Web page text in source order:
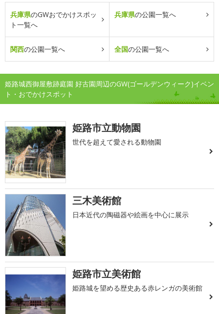
兵庫県のGWおでかけスポッ
ト一覧へ
兵庫県の公園一覧へ
関西の公園一覧へ 全国の公園一覧へ
姫路城西御屋敷跡庭園 好古園周辺のGW(ゴールデンウィーク)イベン
ト・おでかけスポット
姫路市立動物園
世代を超えて愛される動物園
三木美術館
日本近代の陶磁器や絵画を中心に展示
姫路市立美術館
姫路城を望める歴史ある赤レンガの美術館